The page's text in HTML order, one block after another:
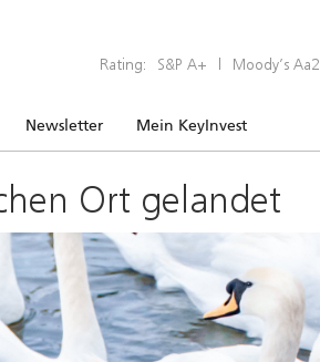
Rating: S&P A+ | Moody’s Aa2
Newsletter Mein KeyInvest
Ort gelandet